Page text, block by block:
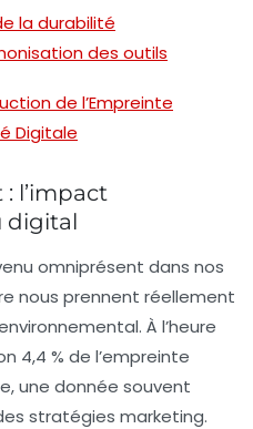
la durabilité
des outils
de l’Empreinte
Digitale
l’impact
digital
omniprésent dans nos
nous prennent réellement
. À l’heure
4,4 % de l’empreinte
une donnée souvent
stratégies marketing.